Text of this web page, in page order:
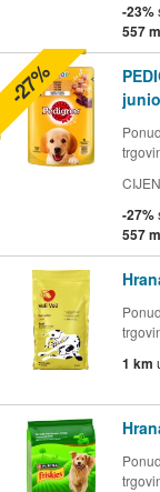
-23%
557 m
-27%
557 m
-27%
1 km